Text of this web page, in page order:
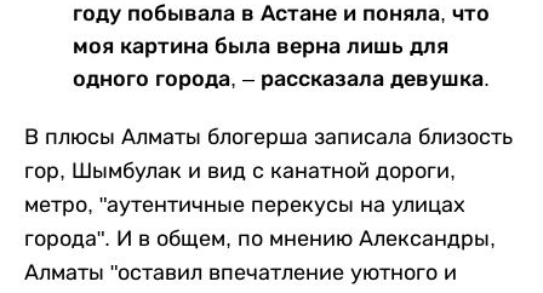
году побывала в Астане и поняла, что
моя картина была верна лишь для
одного города, – рассказала девушка.
В плюсы Алматы блогерша записала близость
гор, Шымбулак и вид с канатной дороги,
метро, "аутентичные перекусы на улицах
города". И в общем, по мнению Александры,
Алматы "оставил впечатление уютного и